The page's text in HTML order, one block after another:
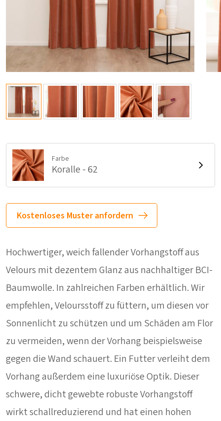
Farbe
Koralle - 62
Kostenloses Muster anfordern
Hochwertiger, weich fallender Vorhangstoff aus
Velours mit dezentem Glanz aus nachhaltiger BCI-
Baumwolle. In zahlreichen Farben erhältlich. Wir
empfehlen, Veloursstoff zu füttern, um diesen vor
Sonnenlicht zu schützen und um Schäden am Flor
zu vermeiden, wenn der Vorhang beispielsweise
gegen die Wand schauert. Ein Futter verleiht dem
Vorhang außerdem eine luxuriöse Optik. Dieser
schwere, dicht gewebte robuste Vorhangstoff
wirkt schallreduzierend und hat einen hohen